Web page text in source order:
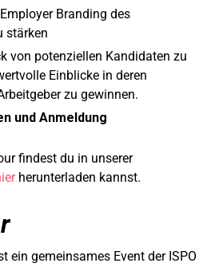
Branding des
stärken
von potenziellen Kandidaten zu
Einblicke in deren
zu gewinnen.
und Anmeldung
findest du in unserer
herunterladen kannst.
ein gemeinsames Event der ISPO